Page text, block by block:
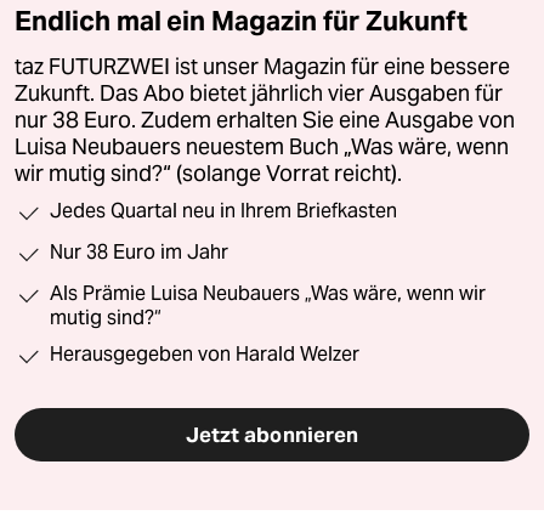
Endlich mal ein Magazin für Zukunft
taz FUTURZWEI ist unser Magazin für eine bessere
Zukunft. Das Abo bietet jährlich vier Ausgaben für
nur 38 Euro. Zudem erhalten Sie eine Ausgabe von
Luisa Neubauers neuestem Buch „Was wäre, wenn
wir mutig sind?“ (solange Vorrat reicht).
Jedes Quartal neu in Ihrem Briefkasten
Nur 38 Euro im Jahr
Als Prämie Luisa Neubauers „Was wäre, wenn wir
mutig sind?“
Herausgegeben von Harald Welzer
Jetzt abonnieren